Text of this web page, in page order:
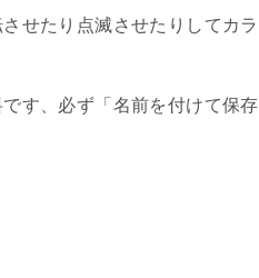
せたり点滅させたりしてカ
す、必ず「名前を付けて保